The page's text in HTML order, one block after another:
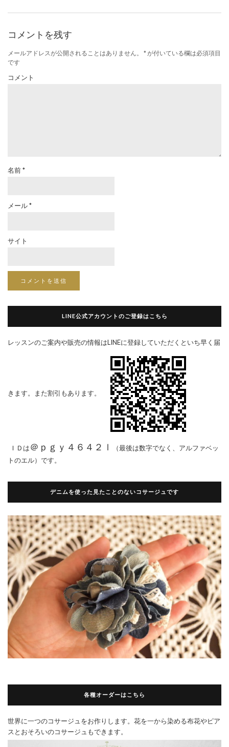
コメントを残す
メールアドレスが公開されることはありません。 *が付いている欄は必須項目
です
コメント
名前*
メール*
サイト
LINE公式アカウントのご登録はこちら
レッスンのご案内や販売の情報はLINEに登録していただくといち早く届
きます。また割引もあります。
ＩＤは ＠ｐｇｙ４６４２ｌ
（最後は数字でなく、アルファベッ
トのエル）です。
デニムを使った見たことのないコサージュです
各種オーダーはこちら
世界に一つのコサージュをお作りします。花を一から染める布花やピア
スとおそろいのコサージュもできます。